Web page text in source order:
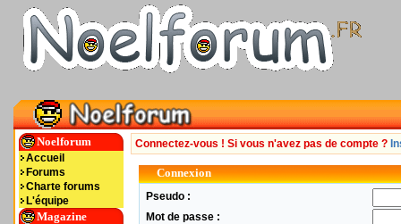
Noelforum
Accueil
Forums
Charte forums
L'équipe
Magazine
Connectez-vous ! Si vous n'avez pas de compte ?
Connexion
Pseudo :
Mot de passe :